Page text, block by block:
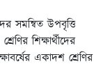
সমন্বিত উপবৃত্তি
শিক্ষার্থীদের
একাদশ শ্রেণির